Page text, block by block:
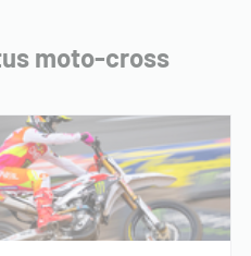
moto-cross